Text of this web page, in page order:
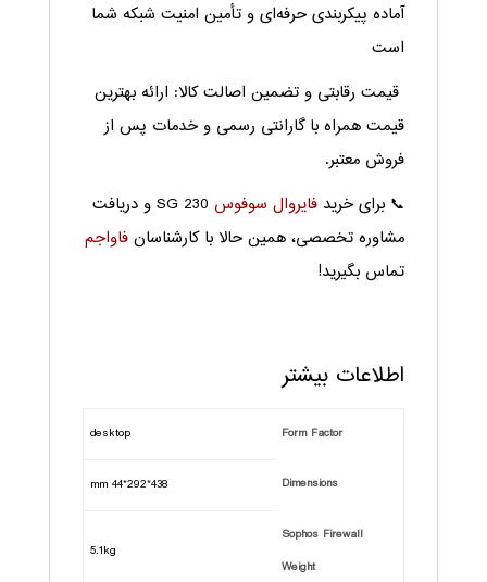
آماده پیکربندی حرفه‌ای و تأمین امنیت شبکه شما
است
قیمت رقابتی و تضمین اصالت کالا: ارائه بهترین
قیمت همراه با گارانتی رسمی و خدمات پس از
فروش معتبر.
📞 برای خرید فایروال سوفوس
SG 230 و دریافت
مشاوره تخصصی، همین حالا با کارشناسان فاواجم
تماس بگیرید!
اطلاعات بیشتر
Form Factor
desktop
Dimensions
438*292*44 mm
Sophos Firewall
Weight
5.1kg